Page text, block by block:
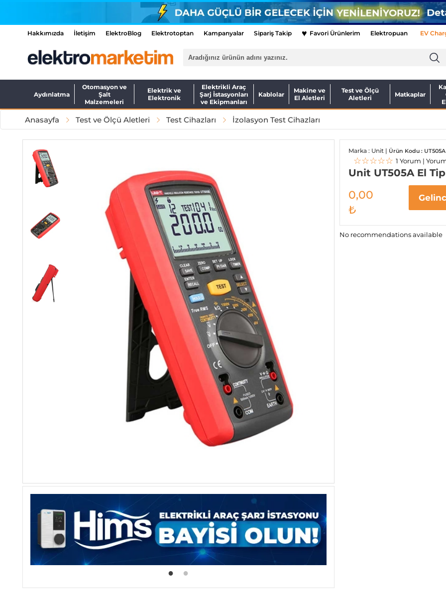
Hakkımızda İletişim ElektroBlog Elektrotoptan Kampanyalar Sipariş Takip ♥ Favori Ürünlerim Elektropuan EV
Aydınlatma
Otomasyon ve
Şalt
Malzemeleri
Elektrik ve
Elektronik
Elektrikli Araç
Şarj İstasyonları
ve Ekipmanları
Kablolar
Makine ve
El Aletleri
Test ve Ölçü
Aletleri
Matkaplar
Anasayfa Test ve Ölçü Aletleri Test Cihazları İzolasyon Test Cihazları
Marka : Unit | Ürün Kodu : UT505A
☆☆☆☆☆ 1 Yorum |
Unit UT505A El
0,00
₺
No recommendations available